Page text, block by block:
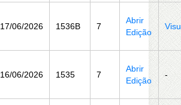
17/06/2026 1536B 7
Abrir
Edição
16/06/2026 1535 7
Abrir
Edição
-